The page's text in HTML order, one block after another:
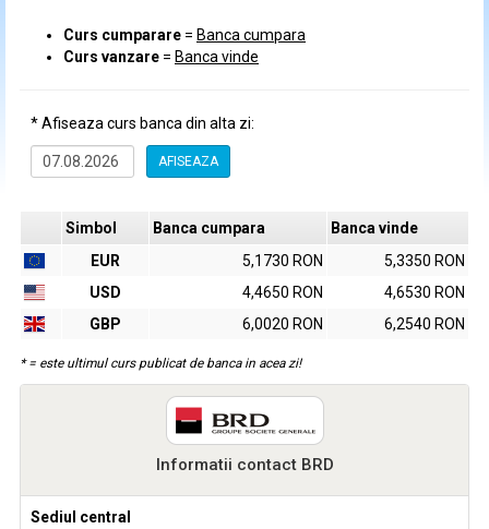
Curs cumparare = Banca cumpara
Curs vanzare = Banca vinde
* Afiseaza curs banca din alta zi:
AFISEAZA
Simbol Banca cumpara
Banca vinde
EUR
5,1730 RON
5,3350 RON
USD
4,4650 RON
4,6530 RON
GBP
6,0020 RON 6,2540 RON
* = este ultimul curs publicat de banca in acea zi!
Informatii contact BRD
Sediul central